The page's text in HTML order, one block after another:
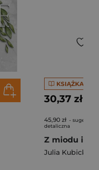
KSIĄŻKA
30,37 zł
45,90 zł -
detaliczna
Julia Kubicka